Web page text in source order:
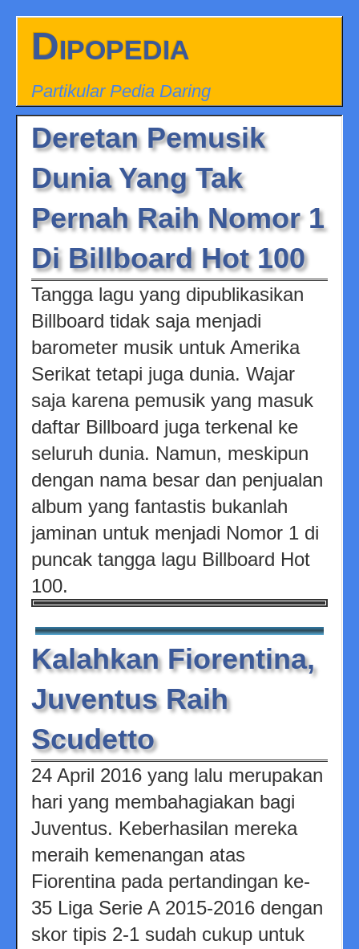
Dipopedia
Partikular Pedia Daring
Deretan Pemusik
Dunia Yang Tak
Pernah Raih Nomor 1
Di Billboard Hot 100
Tangga lagu yang dipublikasikan
Billboard tidak saja menjadi
barometer musik untuk Amerika
Serikat tetapi juga dunia. Wajar
saja karena pemusik yang masuk
daftar Billboard juga terkenal ke
seluruh dunia. Namun, meskipun
dengan nama besar dan penjualan
album yang fantastis bukanlah
jaminan untuk menjadi Nomor 1 di
puncak tangga lagu Billboard Hot
100.
Kalahkan Fiorentina,
Juventus Raih
Scudetto
24 April 2016 yang lalu merupakan
hari yang membahagiakan bagi
Juventus. Keberhasilan mereka
meraih kemenangan atas
Fiorentina pada pertandingan ke-
35 Liga Serie A 2015-2016 dengan
skor tipis 2-1 sudah cukup untuk